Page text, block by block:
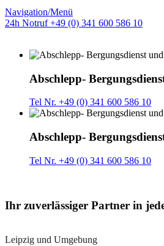
Navigation/Menü
24h Notruf +49 (0) 341 600 586 10
Abschlepp-
Tel Nr. +49 (0) 341 600 586 10
Abschlepp-
Tel Nr. +49 (0) 341 600 586 10
Ihr zuverlässiger Partner in
Leipzig und Umgebung